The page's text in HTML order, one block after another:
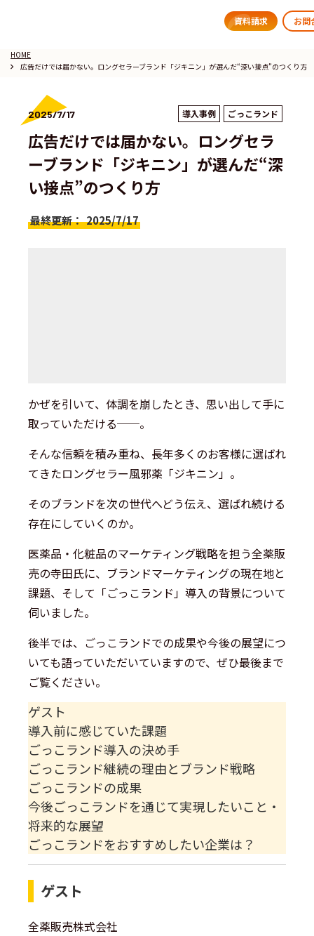
資料請求 お問
HOME
keyboard_arrow_right 広告だけでは届かない。ロングセラーブランド「ジキニン」が選んだ“深い接点”のつくり方
2025/7/17 導入事例 ごっこランド
広告だけでは届かない。ロングセラ
ーブランド「ジキニン」が選んだ“深
い接点”のつくり方
最終更新： 2025/7/17
かぜを引いて、体調を崩したとき、思い出して手に
取っていただける──。
そんな信頼を積み重ね、長年多くのお客様に選ばれ
てきたロングセラー風邪薬「ジキニン」。
そのブランドを次の世代へどう伝え、選ばれ続ける
存在にしていくのか。
医薬品・化粧品のマーケティング戦略を担う全薬販
売の寺田氏に、ブランドマーケティングの現在地と
課題、そして「ごっこランド」導入の背景について
伺いました。
後半では、ごっこランドでの成果や今後の展望につ
いても語っていただいていますので、ぜひ最後まで
ご覧ください。
ゲスト
導入前に感じていた課題
ごっこランド導入の決め手
ごっこランド継続の理由とブランド戦略
ごっこランドの成果
今後ごっこランドを通じて実現したいこと・
将来的な展望
ごっこランドをおすすめしたい企業は？
ゲスト
全薬販売株式会社